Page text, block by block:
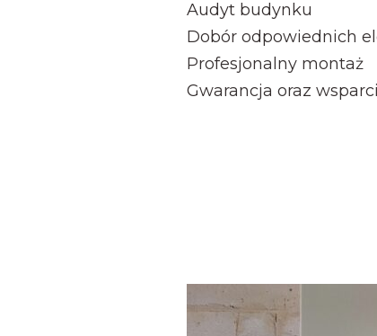
Audyt budynku
Dobór odpowiednich
Profesjonalny montaż
Gwarancja oraz